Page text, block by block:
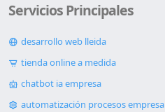
Servicios Principales
desarrollo web lleida
tienda online a medida
chatbot ia empresa
automatización procesos empresa